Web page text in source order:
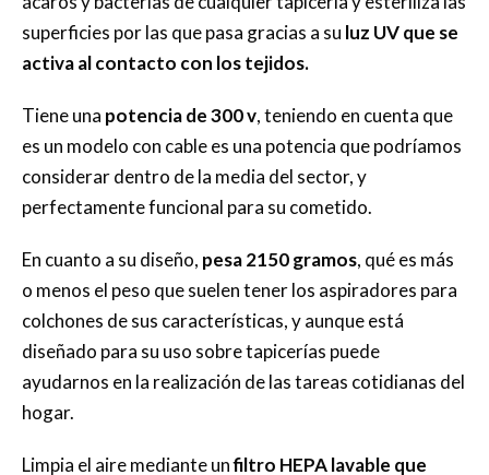
superficies por las que pasa gracias a su luz UV que se
activa al contacto con los tejidos.
Tiene una potencia de 300 v, teniendo en cuenta que
es un modelo con cable es una potencia que podríamos
considerar dentro de la media del sector, y
perfectamente funcional para su cometido.
En cuanto a su diseño, pesa 2150 gramos, qué es más
o menos el peso que suelen tener los aspiradores para
colchones de sus características, y aunque está
diseñado para su uso sobre tapicerías puede
ayudarnos en la realización de las tareas cotidianas del
hogar.
Limpia el aire mediante unfiltro HEPA lavable que